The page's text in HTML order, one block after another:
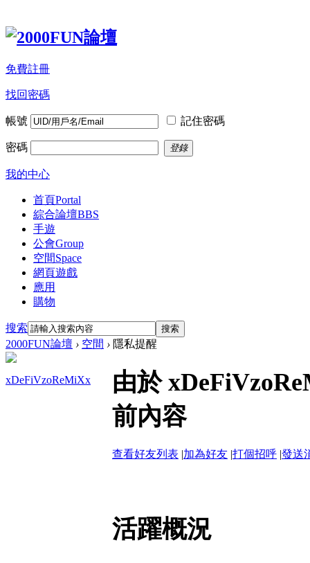
免費註冊
找回密碼
帳號 記住密碼
密碼 登錄
我的中心
首頁Portal
綜合論壇BBS
手遊
公會Group
空間Space
網頁遊戲
應用
購物
搜索 搜索
2000FUN論壇 › 空間 › 隱私提醒
xDeFiVzoReMiXx
由於
前內容
查看好友列表 |加為好友 |打個招呼 |發送
活躍概況